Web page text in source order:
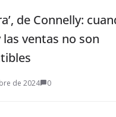
de Connelly:
las ventas no son
de 2024 0